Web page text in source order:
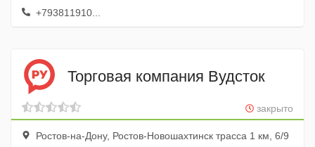
+793811910...
Торговая компания Вудсток
закрыто
Ростов-на-Дону, Ростов-Новошахтинск трасса 1 км, 6/9